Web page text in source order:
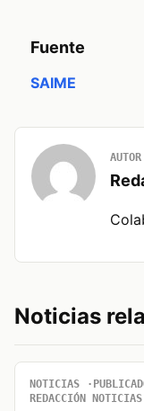
Fuente
SAIME
AUTOR
Noticias
NOTICIAS
REDACCIÓN